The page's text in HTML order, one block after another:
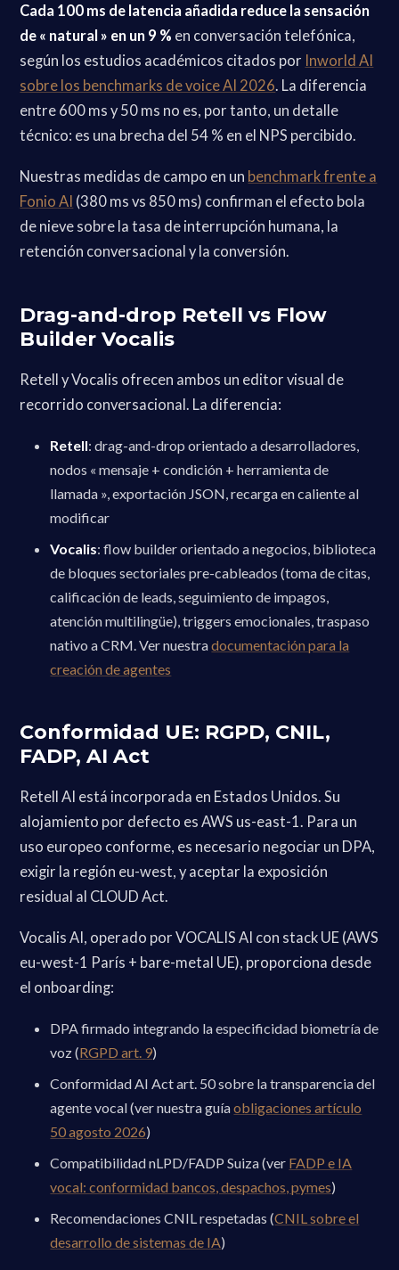
Cada 100 ms de latencia añadida reduce la sensación
de « natural » en un 9 % en conversación telefónica,
según los estudios académicos citados por Inworld AI
sobre los benchmarks de voice AI 2026. La diferencia
entre 600 ms y 50 ms no es, por tanto, un detalle
técnico: es una brecha del 54 % en el NPS percibido.
Nuestras medidas de campo en un benchmark frente a
Fonio AI (380 ms vs 850 ms) confirman el efecto bola
de nieve sobre la tasa de interrupción humana, la
retención conversacional y la conversión.
Drag-and-drop Retell vs Flow
Builder Vocalis
Retell y Vocalis ofrecen ambos un editor visual de
recorrido conversacional. La diferencia:
Retell: drag-and-drop orientado a desarrolladores,
nodos « mensaje + condición + herramienta de
llamada », exportación JSON, recarga en caliente al
modificar
Vocalis: flow builder orientado a negocios, biblioteca
de bloques sectoriales pre-cableados (toma de citas,
calificación de leads, seguimiento de impagos,
atención multilingüe), triggers emocionales, traspaso
nativo a CRM. Ver nuestradocumentación para la
creación de agentes
Conformidad UE: RGPD, CNIL,
FADP, AI Act
Retell AI está incorporada en Estados Unidos. Su
alojamiento por defecto es AWS us-east-1. Para un
uso europeo conforme, es necesario negociar un DPA,
exigir la región eu-west, y aceptar la exposición
residual al CLOUD Act.
Vocalis AI, operado por VOCALIS AI con stack UE (AWS
eu-west-1 París + bare-metal UE), proporciona desde
el onboarding:
DPA firmado integrando la especificidad biometría de
voz (RGPD art. 9)
Conformidad AI Act art. 50 sobre la transparencia del
agente vocal (ver nuestra guíaobligaciones artículo
50 agosto 2026)
Compatibilidad nLPD/FADP Suiza (ver FADP e IA
vocal: conformidad bancos, despachos, pymes)
Recomendaciones CNIL respetadas (CNIL sobre el
desarrollo de sistemas de IA)